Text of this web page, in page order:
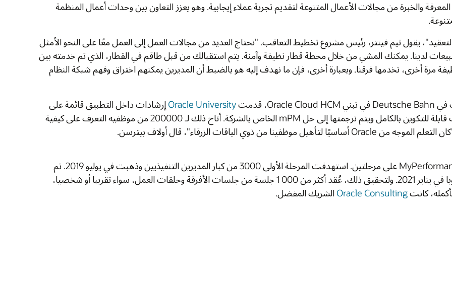
عملاء إيجابية. وهو يعزز التعاون بين وحدات أعمال المنظمة
العديد من مجالات العمل إلى العمل معًا على النحو الأمثل
يتم استقبالك من قبل طاقم في القطار، الذي تم خدمته بين
هو بالضبط أن المديرين يمكنهم اختراق وفهم شبكة النظام
Oracle Universityإرشادات داخل التطبيق قائمة على
، والتي كانت قابلة للتكوين بالكامل ويتم ترجمتها إلى حل mPM الخاص بالشركة. أتاح ذلك لـ 200000 من موظفيه التعرف على كيفية
أطلقت شركة Deutsche Bahn حل الإدارة MyPerformance (mPM) على مرحلتين. استهدفت المرحلة الأولى 3000 من كبار المديرين التنفيذيين وذهبت في يوليو 2019. تم
الثانية لـ 200,000 موظف في ألمانيا وأوروبا في يناير 2021. ولتحقيق ذلك، عُقد أكثر من 000 1 جلسة من جلسات الأفرقة وحلقات العمل، سواء تقريبا أو شخصيا،